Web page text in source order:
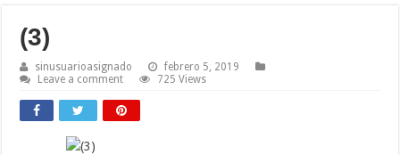
(3)
sinusuarioasignado
febrero 5, 2019
Leave a comment
725 Views